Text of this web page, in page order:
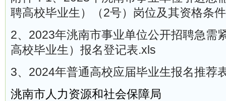
聘高校毕业生）（2号）岗位及其资格条
2、2023年洮南市事业单位公开招聘急需
高校毕业生）报名登记表.xls
3、2024年普通高校应届毕业生报名推荐
洮南市人力资源和社会保障局